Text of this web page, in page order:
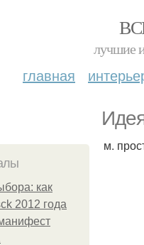
лучшие
главная
как
2012 года
м.